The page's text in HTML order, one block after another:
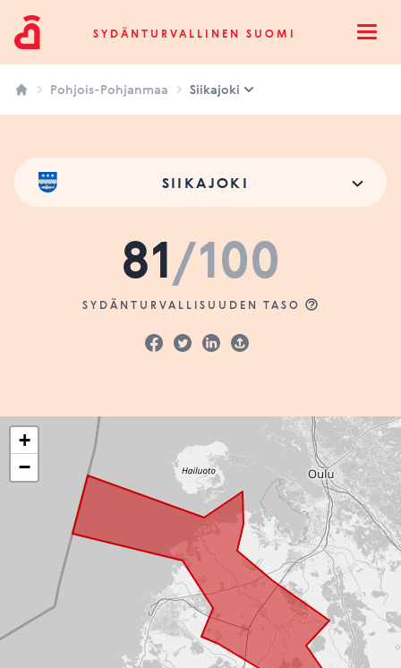
Sydänturvallinen SuomiSYDÄNTURVALLINEN SUOMI
Pohjois-Pohjanmaa Siikajoki
SIIKAJOKI
81/100
SYDÄNTURVALLISUUDEN TASO
+
−